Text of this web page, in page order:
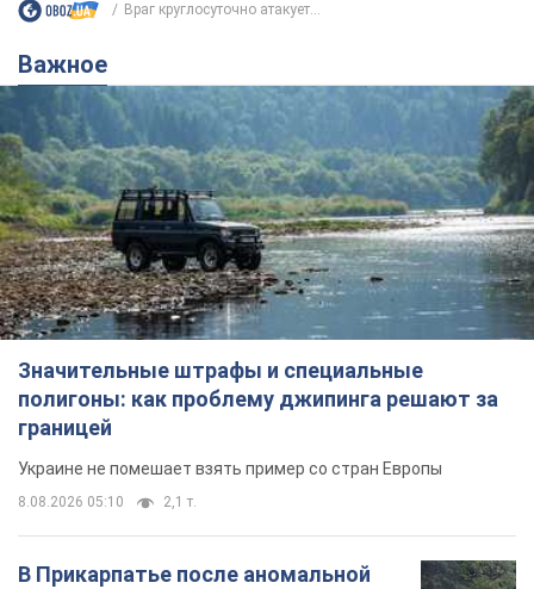
Враг круглосуточно атакует...
Важное
Значительные штрафы и специальные
полигоны: как проблему джипинга решают за
границей
Украине не помешает взять пример со стран Европы
8.08.2026 05:10 2,1 т.
В Прикарпатье после аномальной